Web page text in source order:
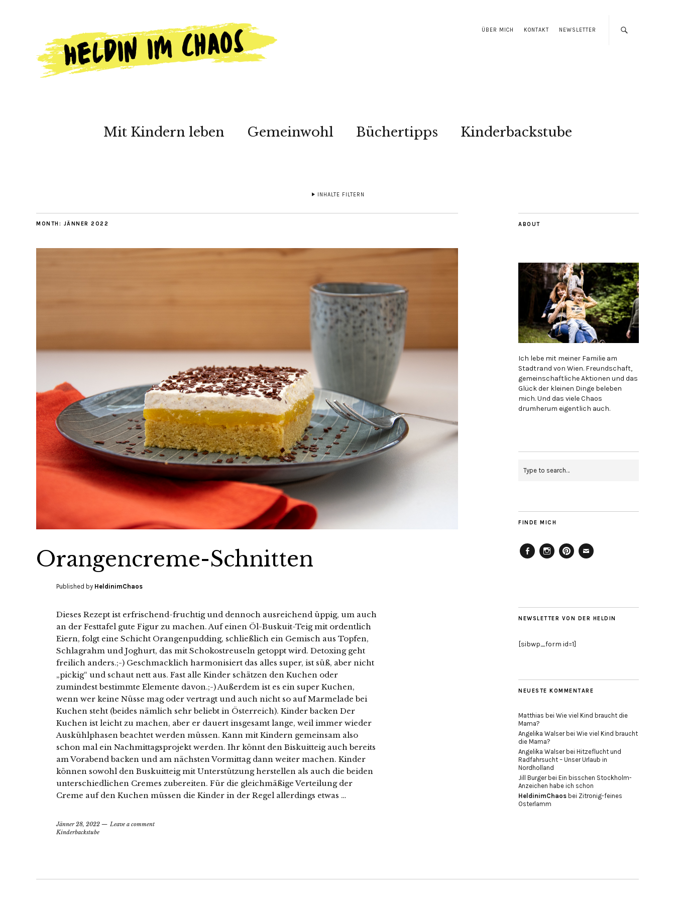
ÜBER MICH KONTAKT NEWSLETTER
Mit Kindern leben Gemeinwohl Büchertipps Kinderbackstube
INHALTE FILTERN
MONTH: JÄNNER 2022
Orangencreme-Schnitten
Published by HeldinimChaos
Dieses Rezept ist erfrischend-fruchtig und dennoch ausreichend üppig, um auch
an der Festtafel gute Figur zu machen. Auf einen Öl-Buskuit-Teig mit ordentlich
Eiern, folgt eine Schicht Orangenpudding, schließlich ein Gemisch aus Topfen,
Schlagrahm und Joghurt, das mit Schokostreuseln getoppt wird. Detoxing geht
freilich anders.;-) Geschmacklich harmonisiert das alles super, ist süß, aber nicht
„pickig“ und schaut nett aus. Fast alle Kinder schätzen den Kuchen oder
zumindest bestimmte Elemente davon.;-) Außerdem ist es ein super Kuchen,
wenn wer keine Nüsse mag oder vertragt und auch nicht so auf Marmelade bei
Kuchen steht (beides nämlich sehr beliebt in Österreich). Kinder backen Der
Kuchen ist leicht zu machen, aber er dauert insgesamt lange, weil immer wieder
Auskühlphasen beachtet werden müssen. Kann mit Kindern gemeinsam also
schon mal ein Nachmittagsprojekt werden. Ihr könnt den Biskuitteig auch bereits
am Vorabend backen und am nächsten Vormittag dann weiter machen. Kinder
können sowohl den Buskuitteig mit Unterstützung herstellen als auch die beiden
unterschiedlichen Cremes zubereiten. Für die gleichmäßige Verteilung der
Creme auf den Kuchen müssen die Kinder in der Regel allerdings etwas …
Jänner 28, 2022
Leave a comment
Kinderbackstube
ABOUT
Ich lebe mit meiner Familie am
Stadtrand von Wien. Freundschaft,
gemeinschaftliche Aktionen und das
Glück der kleinen Dinge beleben
mich. Und das viele Chaos
drumherum eigentlich auch.
FINDE MICH
NEWSLETTER VON DER HELDIN
[sibwp_form id=1]
NEUESTE KOMMENTARE
Matthias bei Wie viel Kind braucht die
Mama?
Angelika Walserbei Wie viel Kind braucht
die Mama?
Angelika Walserbei Hitzeflucht und
Radfahrsucht – Unser Urlaub in
Nordholland
Jill Burgerbei Ein bisschen Stockholm-
Anzeichen habe ich schon
HeldinimChaos bei Zitronig-feines
Osterlamm